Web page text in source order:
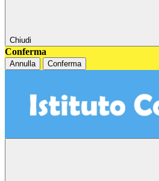
Chiudi
Conferma
Annulla Conferma